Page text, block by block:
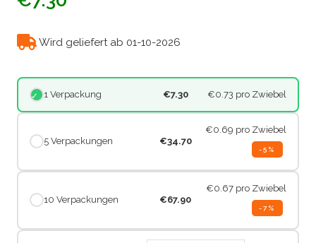
Wird geliefert ab 01-10-2026
1 Verpackung €7.30 €0.73 pro Zwiebel
5 Verpackungen €34.70
€0.69 pro Zwiebel
-5%
10 Verpackungen €67.90
€0.67 pro Zwiebel
-7%